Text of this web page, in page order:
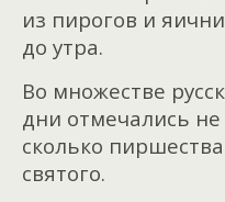
из пирогов и
до утра.
Во множестве
дни отмечались
сколько
святого.